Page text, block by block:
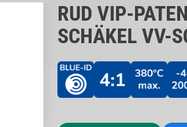
RUD VIP-
SCHÄKEL VV-